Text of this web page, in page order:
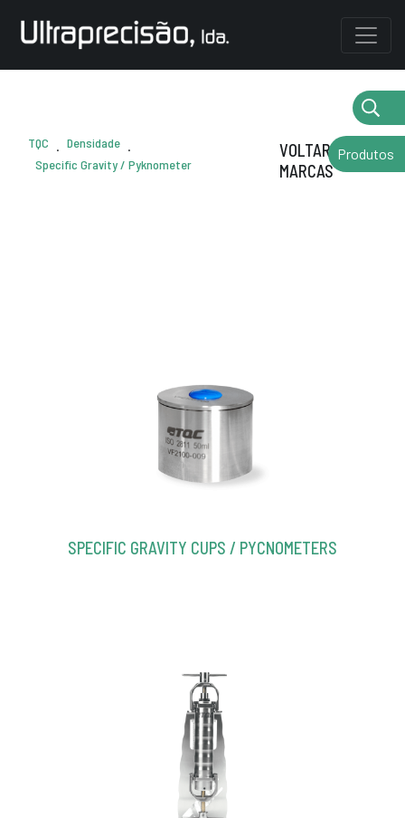
TQC . Densidade .
Specific Gravity / Pyknometer
VOLTAR AS
MARCAS
SPECIFIC GRAVITY CUPS / PYCNOMETERS
Produtos